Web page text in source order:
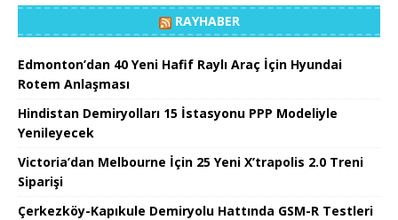
RAYHABER
Edmonton’dan 40 Yeni Hafif Raylı Araç İçin Hyundai
Rotem Anlaşması
Hindistan Demiryolları 15 İstasyonu PPP Modeliyle
Yenileyecek
Victoria’dan Melbourne İçin 25 Yeni X’trapolis 2.0 Treni
Siparişi
Çerkezköy-Kapıkule Demiryolu Hattında GSM-R Testleri